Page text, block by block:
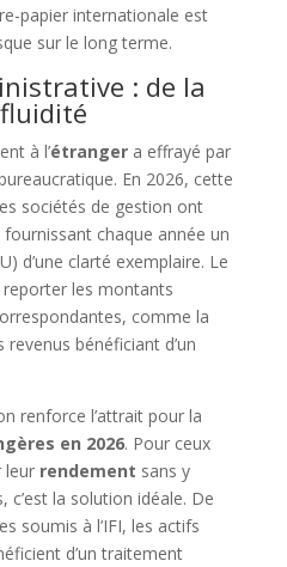
papier internationale est
sur le long terme.
: de la
à l’étrangera effrayé par
En 2026, cette
sociétés de gestion ont
chaque année un
d’une clarté exemplaire. Le
reporter les montants
comme la
bénéficiant d’un
renforce l’attrait pour la
en 2026. Pour ceux
leur rendement sans y
c’est la solution idéale. De
soumis à l’IFI, les actifs
d’un traitement